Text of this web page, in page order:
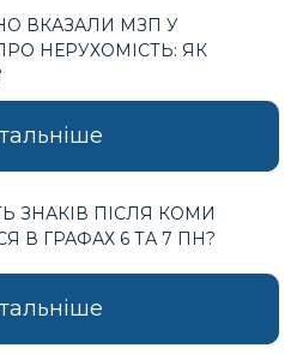
ВКАЗАЛИ МЗП У
НЕРУХОМІСТЬ: ЯК
ЗНАКІВ ПІСЛЯ КОМИ
В ГРАФАХ 6 ТА 7 ПН?